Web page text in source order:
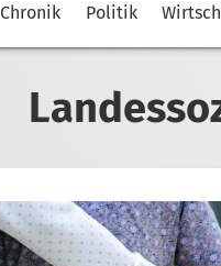
Chronik Politik